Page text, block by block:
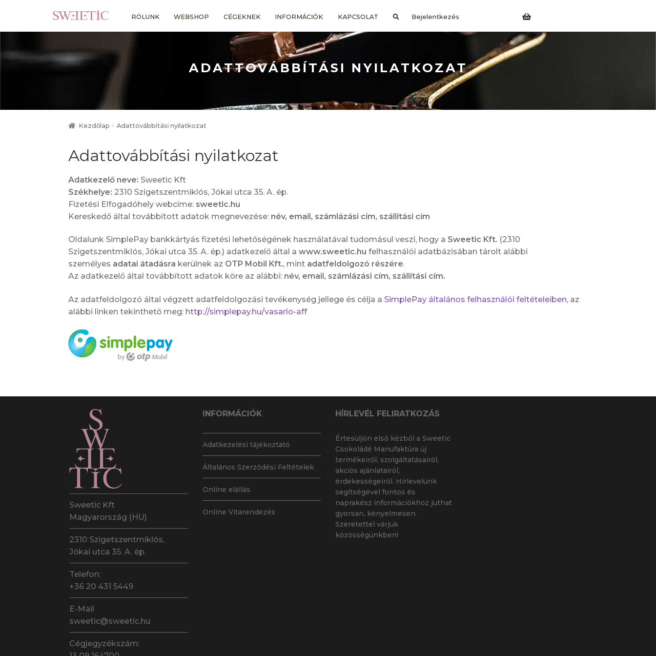
a
navigációhoz
a
tartalomba
RÓLUNK WEBSHOP CÉGEKNEK INFORMÁCIÓK KAPCSOLAT Bejelentkezés
ADATTOVÁBBÍTÁSI NYILATKOZAT
Kezdőlap Adattovábbítási nyilatkozat
Adattovábbítási nyilatkozat
Adatkezelő neve: Sweetic Kft
Székhelye: 2310 Szigetszentmiklós, Jókai utca 35. A. ép.
Fizetési Elfogadóhely webcíme: sweetic.hu
Kereskedő által továbbított adatok megnevezése: név, email, számlázási cím, szállítási cím
Oldalunk SimplePay bankkártyás fizetési lehetőségének használatával tudomásul veszi, hogy a Sweetic Kft. (2310
Szigetszentmiklós, Jókai utca 35. A. ép.) adatkezelő által awww.sweetic.hu felhasználói adatbázisában tárolt alábbi
személyes adatai átadásra kerülnek az OTP Mobil Kft., mint adatfeldolgozó részére.
Az adatkezelő által továbbított adatok köre az alábbi: név, email, számlázási cím, szállítási cím.
Az adatfeldolgozó által végzett adatfeldolgozási tevékenység jellege és célja a SimplePay általános felhasználói feltételeiben, az
alábbi linken tekinthető meg: http://simplepay.hu/vasarlo-aff
Sweetic Kft
Magyarország (HU)
2310 Szigetszentmiklós,
Jókai utca 35. A. ép.
Telefon:
+36 20 431 5449
E-Mail
sweetic@sweetic.hu
Cégjegyzékszám:
INFORMÁCIÓK
Adatkezelési tájékoztató
Általános Szerződési Feltételek
Online elállás
Online Vitarendezés
HÍRLEVÉL FELIRATKOZÁS
Értesüljön első kézből a Sweetic
Csokoládé Manufaktúra új
termékeiről, szolgáltatásairól,
akciós ajánlatairól,
érdekességeiről. Hírlevelünk
segítségével fontos és
naprakész információkhoz juthat
gyorsan, kényelmesen.
Szeretettel várjuk
közösségünkben!